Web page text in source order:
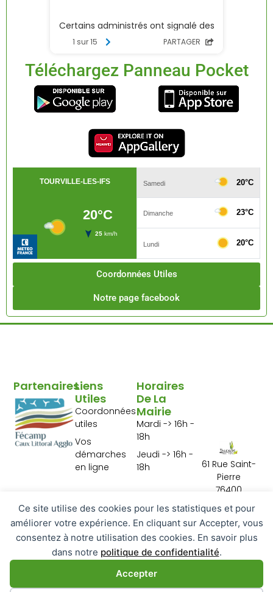
Ce site utilise des cookies pour les statistiques et pour
améliorer votre expérience. En cliquant sur Accepter, vous
consentez à notre utilisation des cookies. En savoir plus
dans notre politique de confidentialité.
Accepter
Téléchargez Panneau Pocket
Coordonnées Utiles
Notre page facebook
61 Rue Saint-
Pierre
76400
Tourville les Ifs
02 35 29 10 01
Contactez-
nous
Horaires
De La
Mairie
Mardi -> 16h -
18h
Jeudi -> 16h -
18h
Liens
Utiles
Coordonnées
utiles
Vos
démarches
en ligne
Partenaires